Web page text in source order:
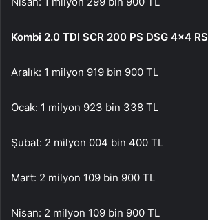
Kombi 2.0 TDI SCR 200 PS DSG 4×4 RS
Aralık: 1 milyon 919 bin 900 TL
Ocak: 1 milyon 923 bin 338 TL
Şubat: 2 milyon 004 bin 400 TL
Mart: 2 milyon 109 bin 900 TL
Nisan: 2 milyon 109 bin 900 TL